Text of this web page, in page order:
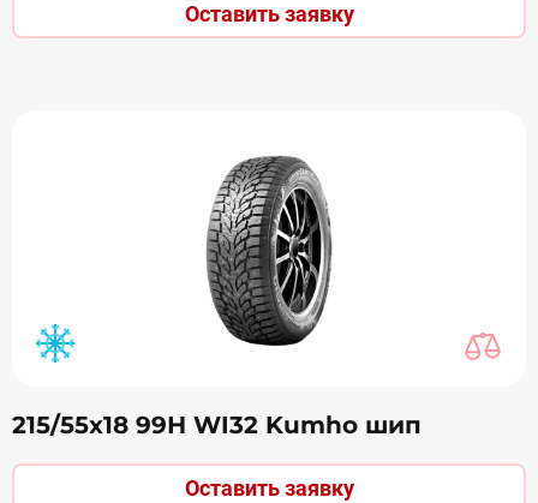
Оставить заявку
215/55х18 99Н WI32 Kumho шип
Оставить заявку